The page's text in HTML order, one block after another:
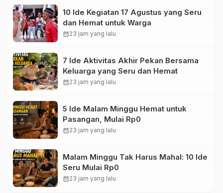
10 Ide Kegiatan 17 Agustus yang Seru
dan Hemat untuk Warga
calendar_month23 jam yang lalu
7 Ide Aktivitas Akhir Pekan Bersama
Keluarga yang Seru dan Hemat
calendar_month23 jam yang lalu
5 Ide Malam Minggu Hemat untuk
Pasangan, Mulai Rp0
calendar_month23 jam yang lalu
Malam Minggu Tak Harus Mahal: 10 Ide
Seru Mulai Rp0
calendar_month23 jam yang lalu